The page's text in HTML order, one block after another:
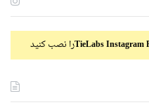
TieLabs Instagramرا نصب کنید